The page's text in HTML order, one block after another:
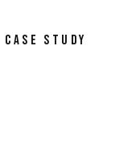
CASE STUDY